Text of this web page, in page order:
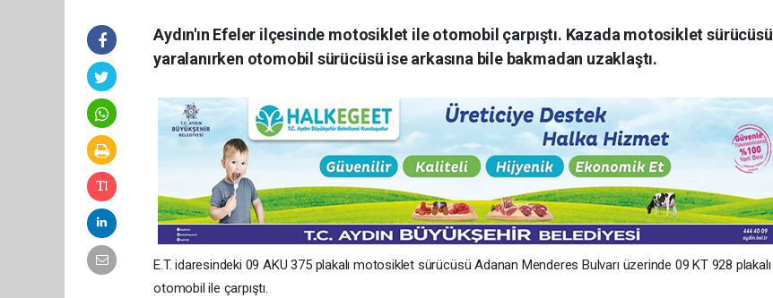
Aydın'ın Efeler ilçesinde motosiklet ile otomobil çarpıştı. Kazada motosiklet sürücüsü
yaralanırken otomobil sürücüsü ise arkasına bile bakmadan uzaklaştı.
E.T. idaresindeki 09 AKU 375 plakalı motosiklet sürücüsü Adanan Menderes Bulvarı üzerinde 09 KT 928 plakalı
otomobil ile çarpıştı.